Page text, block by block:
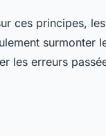
ces principes,
surmonter
les erreurs